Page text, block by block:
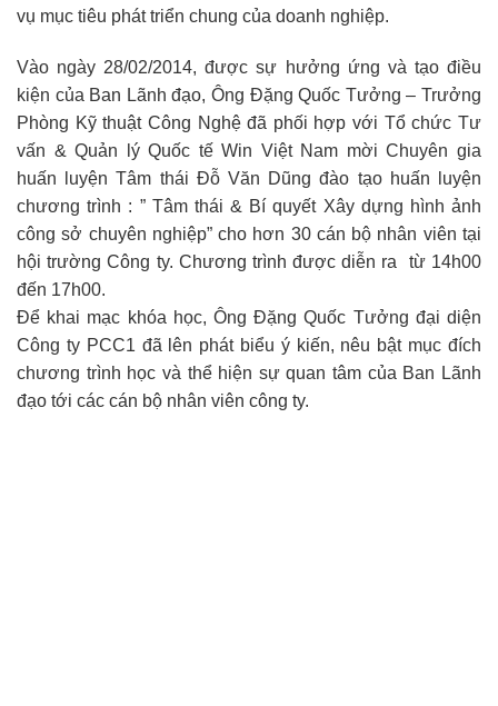
vụ mục tiêu phát triển chung của doanh nghiệp.
Vào ngày 28/02/2014, được sự hưởng ứng và tạo điều
kiện của Ban Lãnh đạo, Ông Đặng Quốc Tưởng – Trưởng
Phòng Kỹ thuật Công Nghệ đã phối hợp với Tổ chức Tư
vấn & Quản lý Quốc tế Win Việt Nam mời Chuyên gia
huấn luyện Tâm thái Đỗ Văn Dũng đào tạo huấn luyện
chương trình : ” Tâm thái & Bí quyết Xây dựng hình ảnh
công sở chuyên nghiệp” cho hơn 30 cán bộ nhân viên tại
hội trường Công ty. Chương trình được diễn ra từ 14h00
đến 17h00.
Để khai mạc khóa học, Ông Đặng Quốc Tưởng đại diện
Công ty PCC1 đã lên phát biểu ý kiến, nêu bật mục đích
chương trình học và thể hiện sự quan tâm của Ban Lãnh
đạo tới các cán bộ nhân viên công ty.